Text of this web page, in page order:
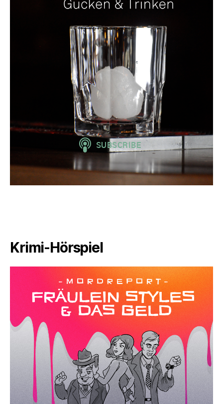
Krimi-Hörspiel